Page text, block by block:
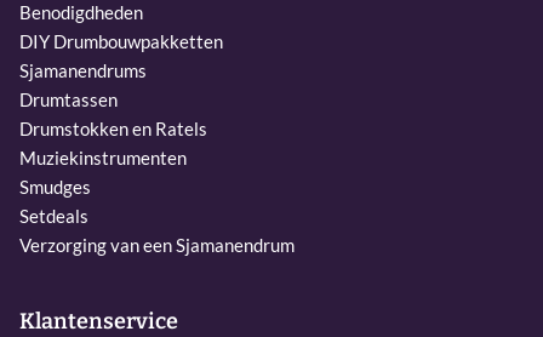
Benodigdheden
DIY Drumbouwpakketten
Sjamanendrums
Drumtassen
Drumstokken en Ratels
Muziekinstrumenten
Smudges
Setdeals
Verzorging van een Sjamanendrum
Klantenservice